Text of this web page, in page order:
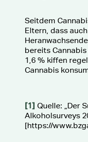
Seitdem
Eltern, dass
bereits
1,6 % kiffen
Cannabis
[1] Quelle: „Der
Alkoholsurveys
[https://